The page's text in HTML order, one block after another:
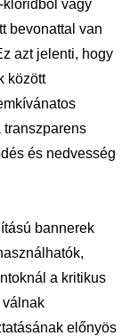
kloridból vagy
bevonattal van
azt jelenti, hogy
között
transzparens
és nedvesség
bannerek
a kritikus
válnak
előnyös